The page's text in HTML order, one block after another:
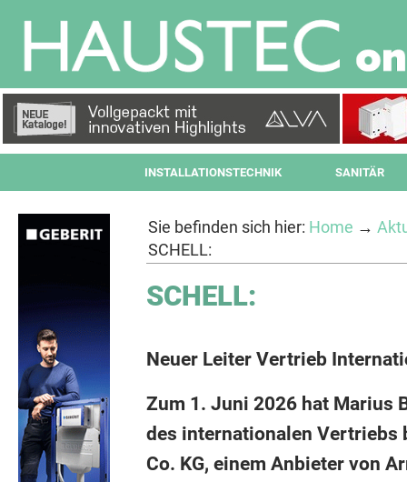
INSTALLATIONSTECHNIK SANITÄR
Sie befinden sich hier: Home →
SCHELL:
SCHELL:
Neuer Leiter Vertrieb
Zum 1. Juni 2026 hat Marius
des internationalen Vertriebs
Co. KG, einem Anbieter von